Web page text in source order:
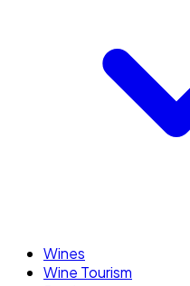
Wines
Wine Tourism